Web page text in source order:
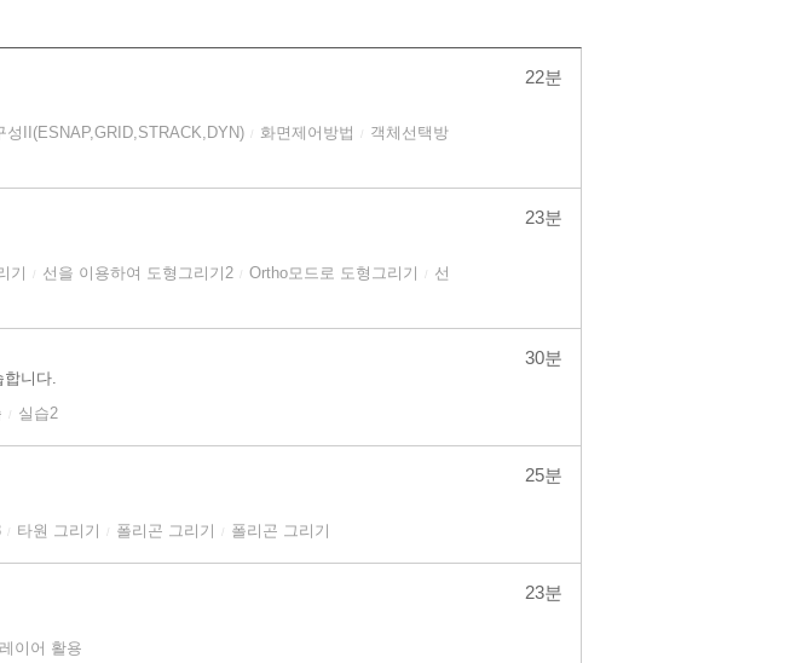
22분
성II(ESNAP,GRID,STRACK,DYN) 화면제어방법
객체선택방
23분
기 선을 이용하여 도형그리기2 Ortho모드로 도형그리기
선
30분
니다.
실습2
25분
타원 그리기 폴리곤 그리기 폴리곤 그리기
23분
레이어 활용